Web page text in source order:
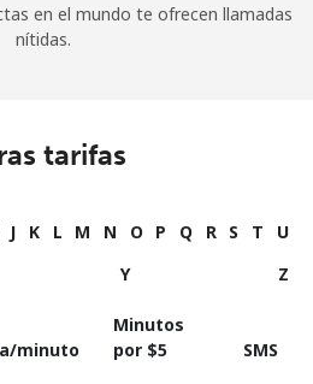
en el mundo te ofrecen llamadas
nítidas.
tarifas
J K L M N O P Q R S T
U
Y Z
minuto
Minutos
por ⁦$5⁩
SMS